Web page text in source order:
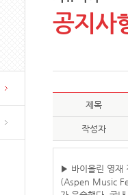
공지사
제목
작성자
▶ 바이올린 영재
(Aspen Music